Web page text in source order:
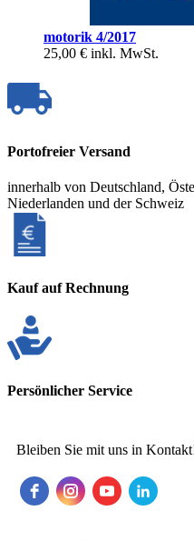
motorik 4/2017
25,00 € inkl. MwSt.
Portofreier Versand
innerhalb von Deutschland,
Niederlanden und der Schweiz
Kauf auf Rechnung
Persönlicher Service
Bleiben Sie mit uns in